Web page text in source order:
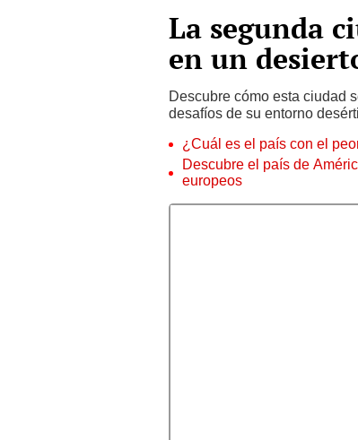
La segunda
en un
Descubre cómo esta ciudad
desafíos de su entorno
¿Cuál es el país con el
Descubre el país de
europeos